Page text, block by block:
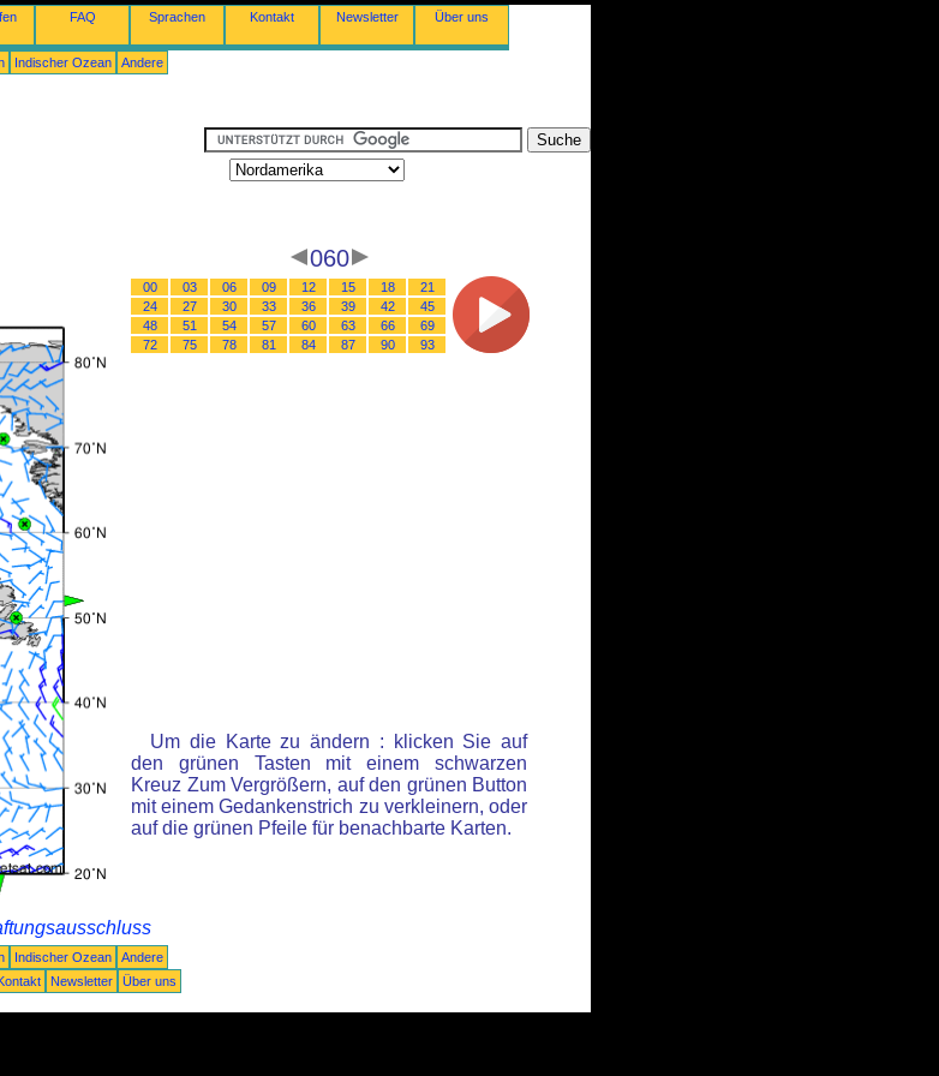
FAQ Sprachen Kontakt Newsletter Über uns
Indischer Ozean Andere
060
00 03 06 09 12 15 18
21
24
27 30 33 36 39 42
45
48
51 54 57 60 63 66
69
72
75 78 81 84 87 90 93
Um die Karte zu ändern : klicken Sie auf
den grünen Tasten mit einem schwarzen
Kreuz Zum Vergrößern, auf den grünen Button
mit einem Gedankenstrich zu verkleinern, oder
auf die grünen Pfeile für benachbarte Karten.
Indischer Ozean
Andere
Newsletter Über uns